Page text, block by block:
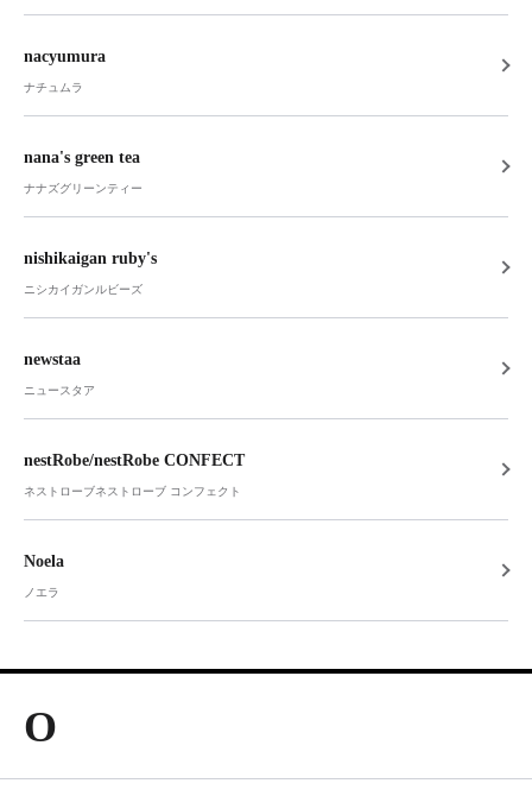
nacyumura
ナチュムラ
nana's green tea
ナナズグリーンティー
nishikaigan ruby's
ニシカイガンルビーズ
newstaa
ニュースタア
nestRobe/nestRobe CONFECT
ネストローブネストローブ コンフェクト
Noela
ノエラ
O